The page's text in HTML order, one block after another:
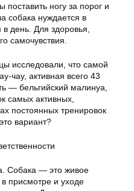
ногу за порог и
собака нуждается в
день. Для здоровья,
самочувствия.
исследовали, что самой
чау, активная всего 43
— бельгийский малинуа,
самых активных,
постоянных тренировок
вариант?
Собака — это живое
присмотре и уходе